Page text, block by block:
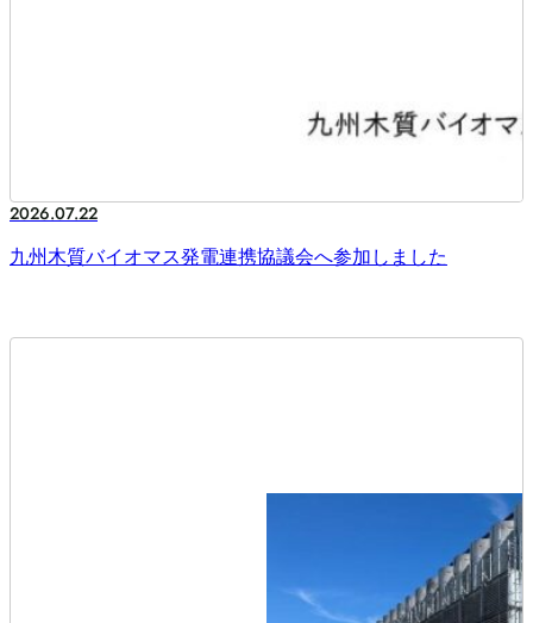
2026.07.22
九州木質バイオマス発電連携協議会へ参加しました